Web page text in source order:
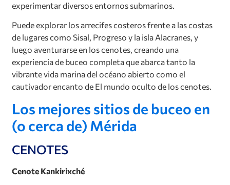
experimentar diversos entornos submarinos.
Puede explorar los arrecifes costeros frente a las costas
de lugares como Sisal, Progreso y la isla Alacranes, y
luego aventurarse en los cenotes, creando una
experiencia de buceo completa que abarca tanto la
vibrante vida marina del océano abierto como el
cautivador encanto de El mundo oculto de los cenotes.
Los mejores sitios de buceo en
(o cerca de) Mérida
CENOTES
Cenote Kankirixché